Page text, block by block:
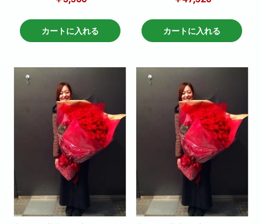
※在庫状況によりバルーンは異な
る場合がございます
カートに入れる
その他、黄色・ピンク・白・オ
レンジなどでも作成可能です。
※お花の仕入れの関係上入荷出来
ない場合もございますので
ご了承下さいませ。
カートに入れる